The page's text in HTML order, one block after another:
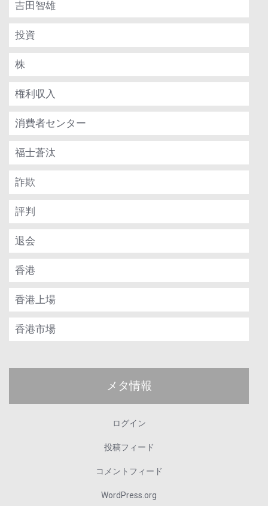
吉田智雄
投資
株
権利収入
消費者センター
福士蒼汰
詐欺
評判
退会
香港
香港上場
香港市場
メタ情報
ログイン
投稿フィード
コメントフィード
WordPress.org